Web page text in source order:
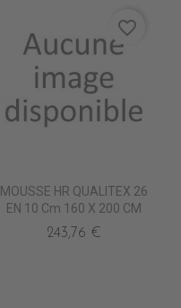
MOUSSE HR QUALITEX 26
EN 10 Cm 160 X 200 CM
243,76 €
favorite_border